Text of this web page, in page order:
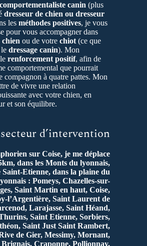
canin (plus
dresseur de chien ou dresseur
les méthodes positives, je vous
pour vous accompagner dans
chien ou de votre chiot (ce que
dressage canin). Mon
renforcement positif, afin de
comportemental que pourrait
compagnon à quatre pattes. Mon
de vivre une relation
avec votre chien, en
et son équilibre.
d’intervention
sur Coise, je me déplace
dans les Monts du lyonnais,
Saint-Etienne, dans la plaine du
: Pomeys, Chazelles-sur-
Saint Martin en haut, Coise,
l’Argentière, Saint Laurent de
Larajasse, Saint Héand,
Saint Etienne, Sorbiers,
Saint Just Saint Rambert,
de Gier, Messimy, Mornant,
Craponne, Pollionnay,